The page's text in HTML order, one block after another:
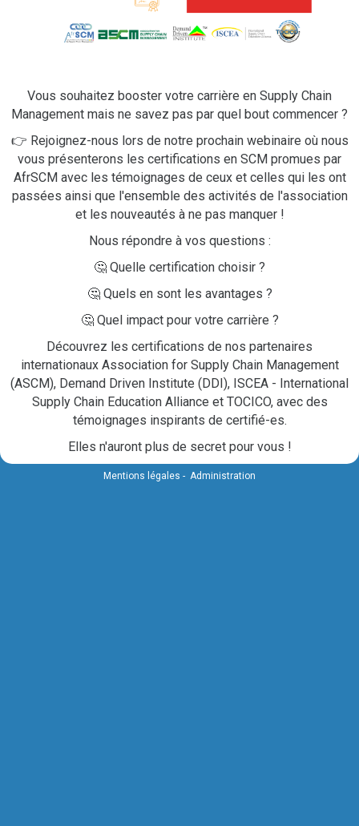
Vous souhaitez booster votre carrière en Supply Chain
Management mais ne savez pas par quel bout commencer ?
👉 Rejoignez-nous lors de notre prochain webinaire où nous
vous présenterons les certifications en SCM promues par
AfrSCM avec les témoignages de ceux et celles qui les ont
passées ainsi que l'ensemble des activités de l'association
et les nouveautés à ne pas manquer !
Nous répondre à vos questions :
🤔 Quelle certification choisir ?
🤔 Quels en sont les avantages ?
🤔 Quel impact pour votre carrière ?
Découvrez les certifications de nos partenaires
internationaux Association for Supply Chain Management
(ASCM), Demand Driven Institute (DDI), ISCEA - International
Supply Chain Education Alliance et TOCICO, avec des
témoignages inspirants de certifié-es.
Elles n'auront plus de secret pour vous !
Mentions légales - Administration